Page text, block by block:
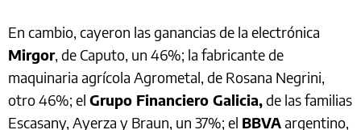
En cambio, cayeron las ganancias de la electrónica
Mirgor, de Caputo, un 46%; la fabricante de
maquinaria agrícola Agrometal, de Rosana Negrini,
otro 46%; el Grupo Financiero Galicia,de las familias
Escasany, Ayerza y Braun, un 37%; el BBVAargentino,